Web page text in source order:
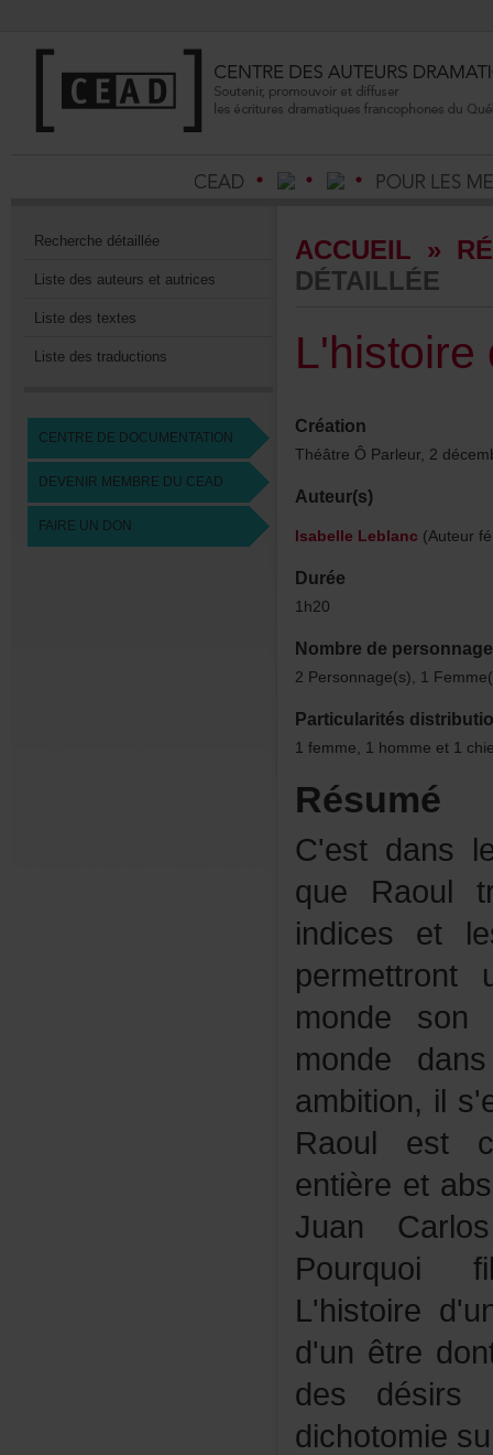
Recherchedétaillée
Listedesauteursetautrices
Listedestextes
Listedestraductions
CENTREDEDOCUMENTATION
DEVENIRMEMBREDUCEAD
FAIREUNDON
ACCUEIL »
DÉTAILLÉE
Création
Auteur(s)
IsabelleLeblanc
Durée
1h20
Résumé